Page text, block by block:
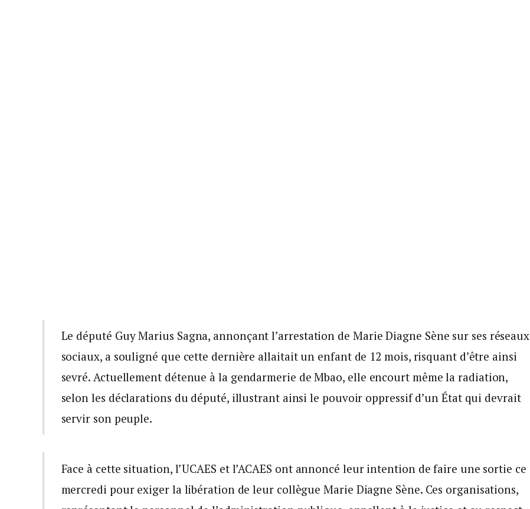
Le député Guy Marius Sagna, annonçant l’arrestation de Marie Diagne Sène sur ses réseaux
sociaux, a souligné que cette dernière allaitait un enfant de 12 mois, risquant d’être ainsi
sevré. Actuellement détenue à la gendarmerie de Mbao, elle encourt même la radiation,
selon les déclarations du député, illustrant ainsi le pouvoir oppressif d’un État qui devrait
servir son peuple.
Face à cette situation, l’UCAES et l’ACAES ont annoncé leur intention de faire une sortie ce
mercredi pour exiger la libération de leur collègue Marie Diagne Sène. Ces organisations,